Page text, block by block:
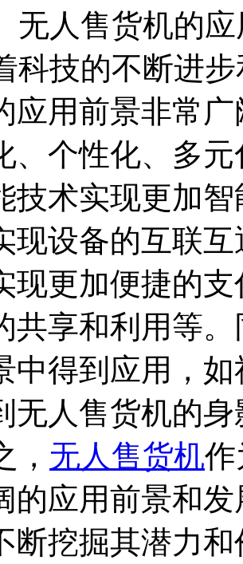
人售货机的应
技的不断进步
应用前景非常
、个性化、多
技术实现更加
现设备的互联
现更加便捷的
共享和利用等
中得到应用，
无人售货机的身
无人售货机作
的应用前景和
断挖掘其潜力